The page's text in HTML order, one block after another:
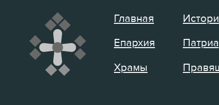
Главная
Епархия
Храмы